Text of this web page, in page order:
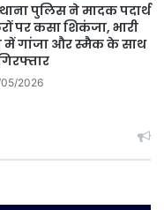
पुलिस ने मादक पदार्थ
पर कसा शिकंजा, भारी
में गांजा और स्मैक के साथ
2026